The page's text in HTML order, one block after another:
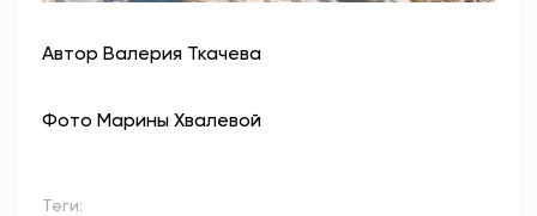
Автор Валерия Ткачева
Фото Марины Хвалевой
Теги: